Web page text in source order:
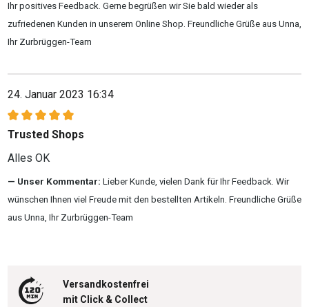
Ihr positives Feedback. Gerne begrüßen wir Sie bald wieder als
zufriedenen Kunden in unserem Online Shop. Freundliche Grüße aus Unna,
Ihr Zurbrüggen-Team
24. Januar 2023 16:34
Bewertung mit 5 von 5 Sternen
Trusted Shops
Alles OK
Unser Kommentar: Lieber Kunde, vielen Dank für Ihr Feedback. Wir
wünschen Ihnen viel Freude mit den bestellten Artikeln. Freundliche Grüße
aus Unna, Ihr Zurbrüggen-Team
Versandkostenfrei
mit Click & Collect